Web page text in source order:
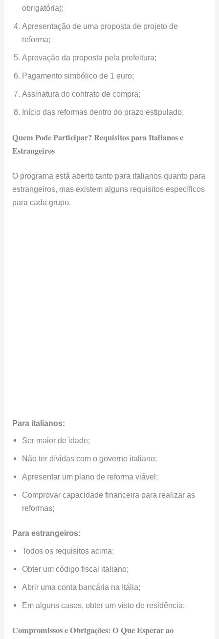
obrigatória);
Apresentação de uma proposta de projeto de
reforma;
Aprovação da proposta pela prefeitura;
Pagamento simbólico de 1 euro;
Assinatura do contrato de compra;
Início das reformas dentro do prazo estipulado;
Quem Pode Participar? Requisitos para Italianos e
Estrangeiros
O programa está aberto tanto para italianos quanto para
estrangeiros, mas existem alguns requisitos específicos
para cada grupo.
Para italianos:
Ser maior de idade;
Não ter dívidas com o governo italiano;
Apresentar um plano de reforma viável;
Comprovar capacidade financeira para realizar as
reformas;
Para estrangeiros:
Todos os requisitos acima;
Obter um código fiscal italiano;
Abrir uma conta bancária na Itália;
Em alguns casos, obter um visto de residência;
Compromissos e Obrigações: O Que Esperar ao